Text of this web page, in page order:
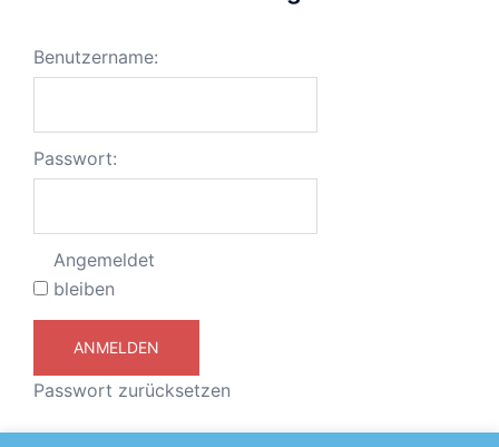
Benutzername:
Passwort:
Angemeldet
bleiben
ANMELDEN
Passwort zurücksetzen